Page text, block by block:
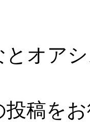
オア
投稿を